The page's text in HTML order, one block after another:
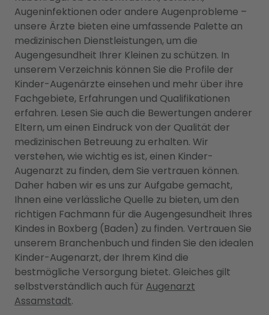
Augeninfektionen oder andere Augenprobleme –
unsere Ärzte bieten eine umfassende Palette an
medizinischen Dienstleistungen, um die
Augengesundheit Ihrer Kleinen zu schützen. In
unserem Verzeichnis können Sie die Profile der
Kinder-Augenärzte einsehen und mehr über ihre
Fachgebiete, Erfahrungen und Qualifikationen
erfahren. Lesen Sie auch die Bewertungen anderer
Eltern, um einen Eindruck von der Qualität der
medizinischen Betreuung zu erhalten. Wir
verstehen, wie wichtig es ist, einen Kinder-
Augenarzt zu finden, dem Sie vertrauen können.
Daher haben wir es uns zur Aufgabe gemacht,
Ihnen eine verlässliche Quelle zu bieten, um den
richtigen Fachmann für die Augengesundheit Ihres
Kindes in Boxberg (Baden) zu finden. Vertrauen Sie
unserem Branchenbuch und finden Sie den idealen
Kinder-Augenarzt, der Ihrem Kind die
bestmögliche Versorgung bietet. Gleiches gilt
selbstverständlich auch für Augenarzt
Assamstadt.